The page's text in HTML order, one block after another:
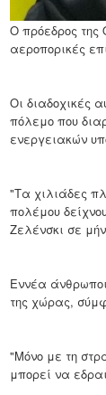
Ο πρόεδρος της
αεροπορικές
Οι διαδοχικές
πόλεμο που
ενεργειακών
"Τα χιλιάδες
πολέμου
Ζελένσκι σε
Εννέα
της χώρας,
"Μόνο με τη
μπορεί να